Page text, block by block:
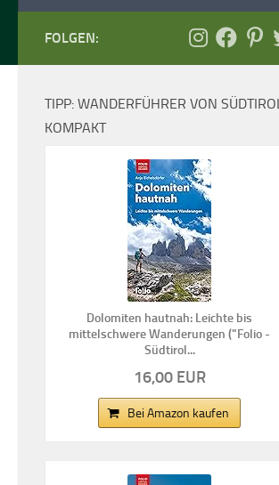
FOLGEN:
TIPP: WANDERFÜHRER VON
KOMPAKT
Dolomiten hautnah: Leichte bis
mittelschwere Wanderungen ("Folio -
Südtirol...
16,00 EUR
Bei Amazon kaufen